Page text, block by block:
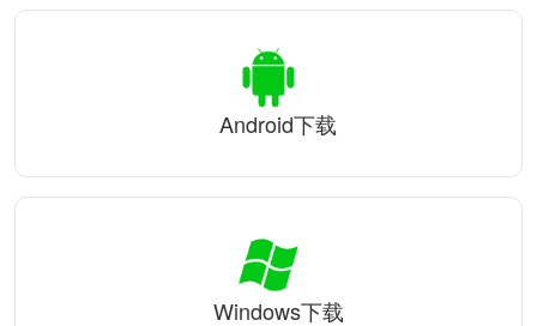
Android下载
Windows下载